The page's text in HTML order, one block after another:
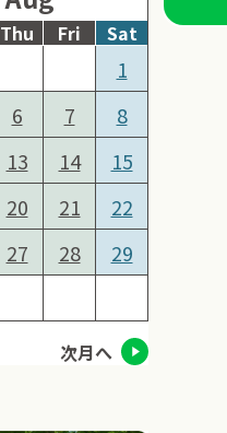
Thu Fri Sat
1
6 7
8
13 14
15
20 21
22
27 28
29
次月へ